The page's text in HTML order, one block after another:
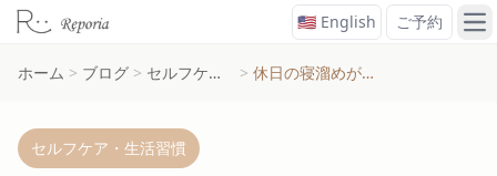
🇺🇸 English ご予約 メ
ホーム > ブログ > セルフケア・生活習慣 > 休日の寝溜めが体に与える影響。社会的時差ぼけを防ぐ方法
セルフケア・生活習慣